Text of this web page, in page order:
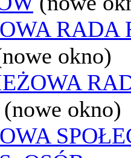
RADA
okno)
(nowe okno)